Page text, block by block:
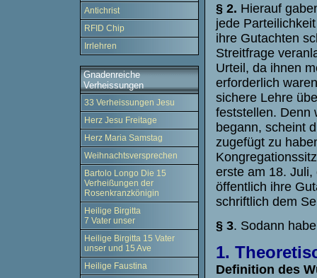
Antichrist
RFID Chip
Irrlehren
Gnadenreiche
Verheissungen
33 Verheissungen Jesu
Herz Jesu Freitage
Herz Maria Samstag
Weihnachtsversprechen
Bartolo Longo Die 15
Verheißungen der
Rosenkranzkönigin
Heilige Birgitta
7 Vater unser
Heilige Birgitta 15 Vater
unser und 15 Ave
Heilige Faustina
§ 2. Hierauf
jede
ihre Gutachten
Streitfrage
Urteil, da ihnen
erforderlich
sichere Lehre
feststellen. Denn
begann, scheint
zugefügt zu
erste am 18.
öffentlich ihre
schriftlich dem
§ 3. Sodann
1.
Definition des